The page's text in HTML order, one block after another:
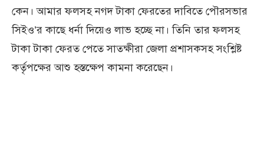
কেন। আমার ফলসহ নগদ টাকা ফেরতের দাবিতে পৌরসভার
সিইও’র কাছে ধর্না দিয়েও লাভ হচ্ছে না। তিনি তার ফলসহ
টাকা টাকা ফেরত পেতে সাতক্ষীরা জেলা প্রশাসকসহ সংশ্লিষ্ট
কর্তৃপক্ষের আশু হস্তক্ষেপ কামনা করেছেন।